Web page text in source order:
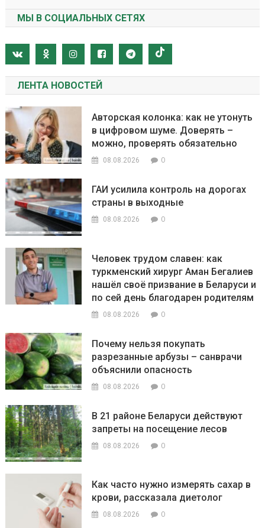
МЫ В СОЦИАЛЬНЫХ СЕТЯХ
ЛЕНТА НОВОСТЕЙ
Авторская колонка: как не утонуть
в цифровом шуме. Доверять –
можно, проверять обязательно
08.08.2026 0
ГАИ усилила контроль на дорогах
страны в выходные
08.08.2026 0
Человек трудом славен: как
туркменский хирург Аман Бегалиев
нашёл своё призвание в Беларуси и
по сей день благодарен родителям
08.08.2026 0
Почему нельзя покупать
разрезанные арбузы – санврачи
объяснили опасность
08.08.2026 0
В 21 районе Беларуси действуют
запреты на посещение лесов
08.08.2026 0
Как часто нужно измерять сахар в
крови, рассказала диетолог
08.08.2026 0